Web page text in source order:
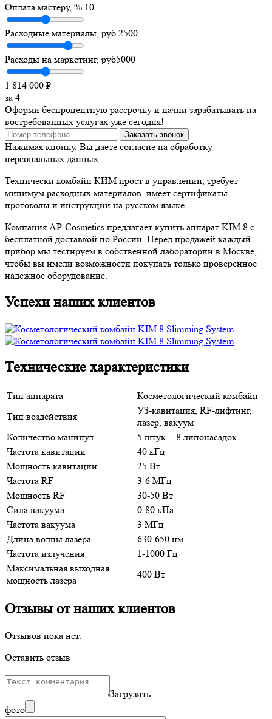
Оплата мастеру, % 10
Расходные материалы, руб 2500
Расходы на маркетинг, руб5000
1 814 000 ₽
за 4
Оформи беспроцентную рассрочку и начни зарабатывать на
востребованных услугах уже сегодня!
Заказать звонок
Нажимая кнопку, Вы даете согласие на обработку
персональных данных
Технически комбайн КИМ прост в управлении, требует
минимум расходных материалов, имеет сертификаты,
протоколы и инструкции на русском языке.
Компания AP-Cosmetics предлагает купить аппарат KIM 8 с
бесплатной доставкой по России. Перед продажей каждый
прибор мы тестируем в собственной лаборатории в Москве,
чтобы вы имели возможности покупать только проверенное
надежное оборудование.
Успехи наших клиентов
Технические характеристики
Тип аппарата
Косметологический комбайн
Тип воздействия
УЗ-кавитация, RF-лифтинг,
лазер, вакуум
Количество манипул
5 штук + 8 липонасадок
Частота кавитации
40 кГц
Мощность кавитации
25 Вт
Частота RF
3-6 МГц
Мощность RF
30-50 Вт
Сила вакуума
0-80 кПа
Частота вакуума
3 МГц
Длина волны лазера
630-650 нм
Частота излучения
1-1000 Гц
Максимальная выходная
мощность лазера
400 Вт
Отзывы от наших клиентов
Отзывов пока нет.
Оставить отзыв
Загрузить
фото